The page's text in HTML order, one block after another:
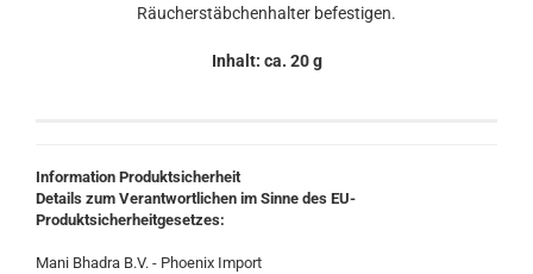
Räucherstäbchenhalter befestigen.
Inhalt: ca. 20 g
Information Produktsicherheit
Details zum Verantwortlichen im Sinne des EU-
Produktsicherheitgesetzes:
Mani Bhadra B.V. - Phoenix Import